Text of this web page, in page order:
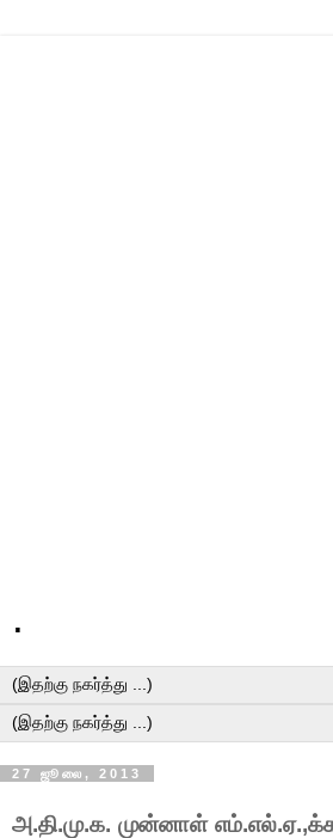
.
27 ஜூலை, 2013
அ.தி.மு.க. முன்னாள்